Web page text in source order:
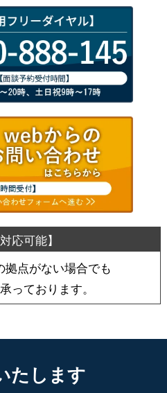
拠点がない場合でも
っております。
たします